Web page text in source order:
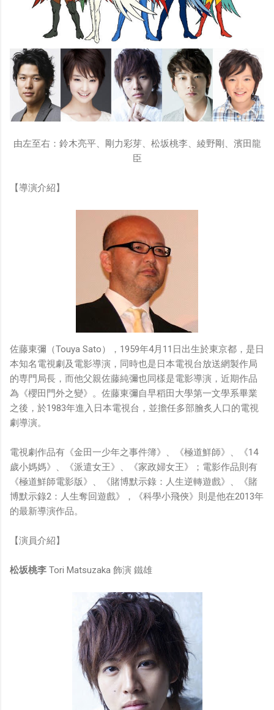
由左至右：鈴木亮平、剛力彩芽、松坂桃李、綾野剛、濱田龍
臣
【導演介紹】
佐藤東彌（Touya Sato），1959年4月11日出生於東京都，是日
本知名電視劇及電影導演，同時也是日本電視台放送網製作局
的専門局長，而他父親佐藤純彌也同樣是電影導演，近期作品
為《櫻田門外之變》。佐藤東彌自早稻田大學第一文學系畢業
之後，於1983年進入日本電視台，並擔任多部膾炙人口的電視
劇導演。
電視劇作品有《金田一少年之事件簿》、《極道鮮師》、《14
歲小媽媽》、《派遣女王》、《家政婦女王》；電影作品則有
《極道鮮師電影版》、《賭博默示錄：人生逆轉遊戲》、《賭
博默示錄2：人生奪回遊戲》，《科學小飛俠》則是他在2013年
的最新導演作品。
【演員介紹】
松坂桃李 Tori Matsuzaka 飾演 鐵雄